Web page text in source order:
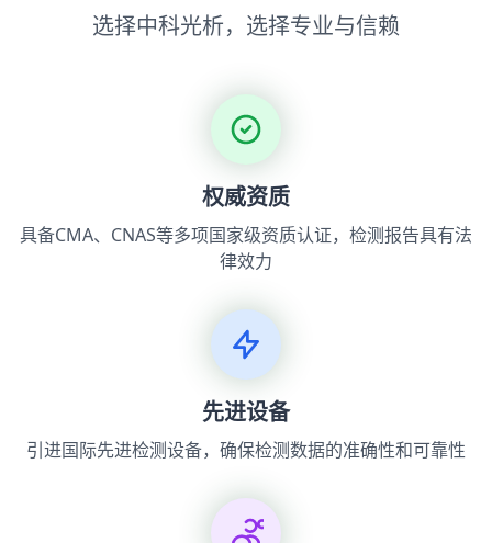
选择中科光析，选择专业与信赖
权威资质
具备CMA、CNAS等多项国家级资质认证，检测报告具有法
律效力
先进设备
引进国际先进检测设备，确保检测数据的准确性和可靠性